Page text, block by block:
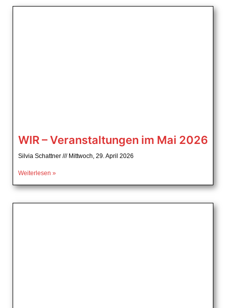
WIR – Veranstaltungen im Mai 2026
Silvia Schattner Mittwoch, 29. April 2026
Weiterlesen »